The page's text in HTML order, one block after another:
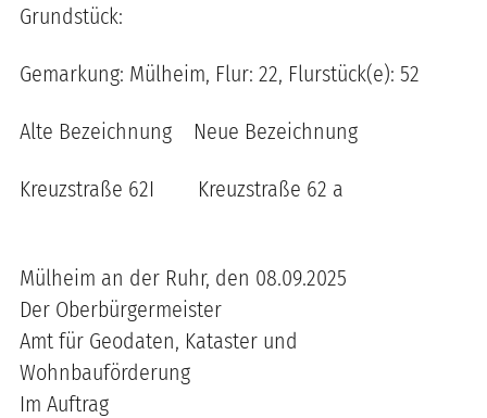
Grundstück:
Gemarkung: Mülheim, Flur: 22, Flurstück(e): 52
Alte Bezeichnung Neue Bezeichnung
Kreuzstraße 62I Kreuzstraße 62 a
Mülheim an der Ruhr, den 08.09.2025
Der Oberbürgermeister
Amt für Geodaten, Kataster und
Wohnbauförderung
Im Auftrag